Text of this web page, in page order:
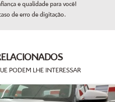
e qualidade para você!
de erro de digitação.
PODEM LHE INTERESSAR